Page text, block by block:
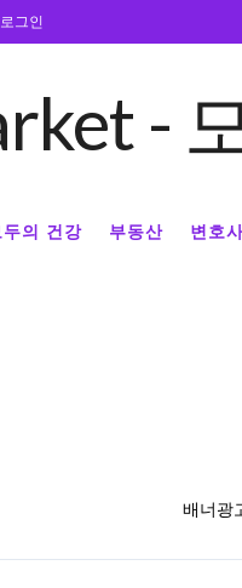
로그인
두의 건강 부동산 변호